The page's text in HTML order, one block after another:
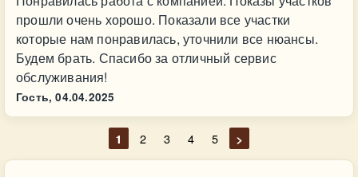
прошли очень хорошо. Показали все участки
которые нам понравилась, уточнили все нюансы.
Будем брать. Спасибо за отличный сервис
обслуживания!
Гость, 04.04.2025
1 2 3 4 5 >